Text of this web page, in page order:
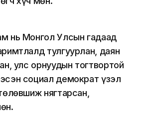
нь Монгол Улсын гадаад
тулгуурлан, даян
улс орнуудын тогтвортой
социал демократ үзэл
нягтарсан,